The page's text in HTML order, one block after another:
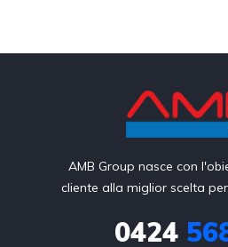
AMB Group nasce con
cliente alla miglior scelta
0424